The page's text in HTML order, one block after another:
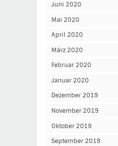
Juni 2020
Mai 2020
April 2020
März 2020
Februar 2020
Januar 2020
Dezember 2019
November 2019
Oktober 2019
September 2019